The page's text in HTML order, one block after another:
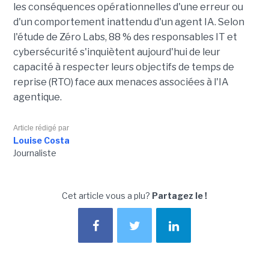
les conséquences opérationnelles d'une erreur ou
d'un comportement inattendu d'un agent IA. Selon
l'étude de Zéro Labs, 88 % des responsables IT et
cybersécurité s'inquiètent aujourd'hui de leur
capacité à respecter leurs objectifs de temps de
reprise (RTO) face aux menaces associées à l'IA
agentique.
Article rédigé par
Louise Costa
Journaliste
Cet article vous a plu? Partagez le !